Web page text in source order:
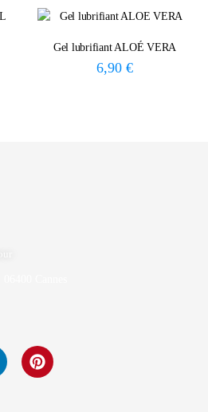
Gel lubrifiant ALOÉ VERA
6,90 €